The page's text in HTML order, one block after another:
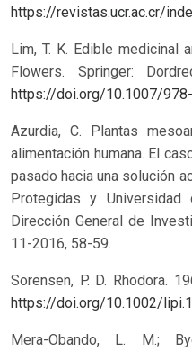
https://revistas.ucr.ac.cr/
Lim, T. K. Edible medicinal
Flowers. Springer:
https://doi.org/10.1007/
Azurdia, C. Plantas
alimentación humana. El
pasado hacia una solución
Protegidas y Universidad
Dirección General de
11-2016, 58-59.
Sorensen, P. D. Rhodora.
https://doi.org/10.1002/
Mera-Obando, L. M.;